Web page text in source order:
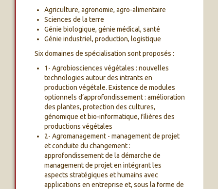
Agriculture, agronomie, agro-alimentaire
Sciences de la terre
Génie biologique, génie médical, santé
Génie industriel, production, logistique
Six domaines de spécialisation sont proposés :
1- Agrobiosciences végétales : nouvelles
technologies autour des intrants en
production végétale. Existence de modules
optionnels d’approfondissement : amélioration
des plantes, protection des cultures,
génomique et bio-informatique, filières des
productions végétales
2- Agromanagement - management de projet
et conduite du changement :
approfondissement de la démarche de
management de projet en intégrant les
aspects stratégiques et humains avec
applications en entreprise et, sous la forme de